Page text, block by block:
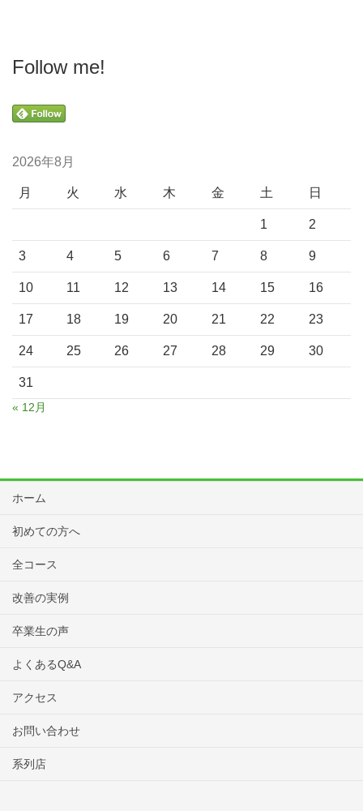
Follow me!
2026年8月
月 火 水 木 金 土 日
1 2
3 4 5 6 7 8 9
10 11 12 13 14 15 16
17 18 19 20 21 22 23
24 25 26 27 28 29 30
31
« 12月
ホーム
初めての方へ
全コース
改善の実例
卒業生の声
よくあるQ&A
アクセス
お問い合わせ
系列店